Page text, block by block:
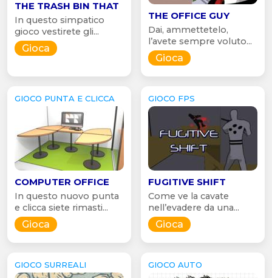
THE TRASH BIN THAT
In questo simpatico
gioco vestirete gli...
Gioca
THE OFFICE GUY
Dai, ammettetelo,
l’avete sempre voluto...
Gioca
GIOCO PUNTA E CLICCA
COMPUTER OFFICE
In questo nuovo punta
e clicca siete rimasti...
Gioca
GIOCO FPS
FUGITIVE SHIFT
Come ve la cavate
nell’evadere da una...
Gioca
GIOCO SURREALI GIOCO AUTO